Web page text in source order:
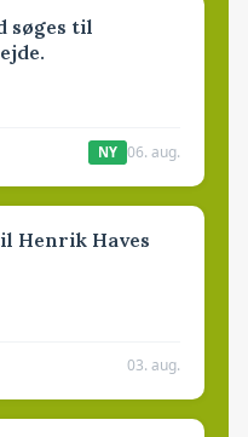
søges til
NY 06. aug.
Henrik Haves
03. aug.